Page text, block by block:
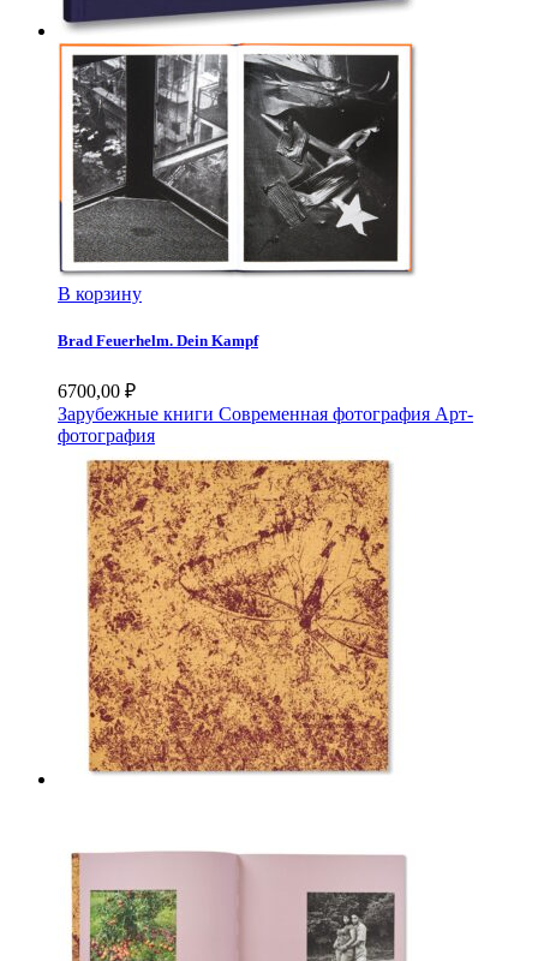
В корзину
Brad Feuerhelm. Dein Kampf
6700,00 ₽
Зарубежные книги Современная фотография Арт-
фотография